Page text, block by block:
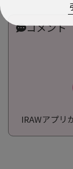
コメント
IRAWアプリ